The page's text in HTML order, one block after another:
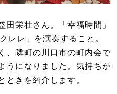
田栄壮さん。「幸福時間」
レレ」を演奏すること。
、隣町の川口市の町内会で
うになりました。気持ちが
ときを紹介します。